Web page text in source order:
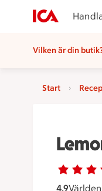
Vilken är din
Start
Betyg 4.9
101
4.9